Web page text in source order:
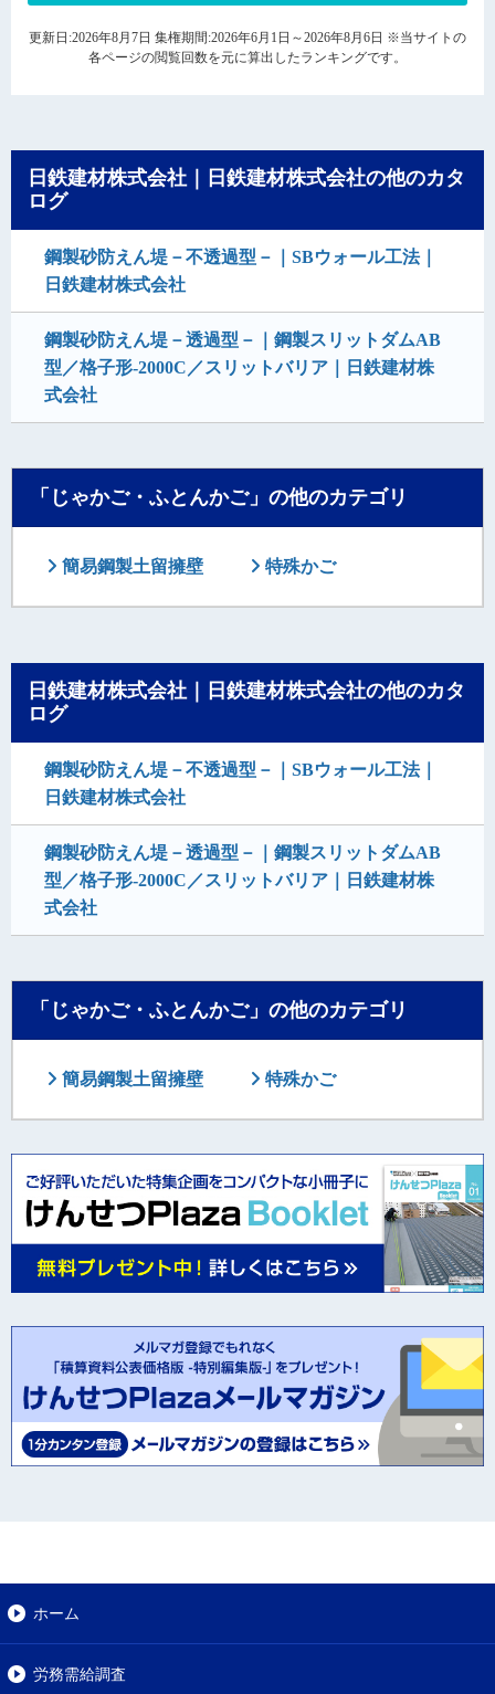
更新日:2026年8月7日 集権期間:2026年6月1日～2026年8月6日 ※当サイトの
各ページの閲覧回数を元に算出したランキングです。
日鉄建材株式会社｜日鉄建材株式会社の他のカタ
ログ
鋼製砂防えん堤－不透過型－｜SBウォール工法｜
日鉄建材株式会社
鋼製砂防えん堤－透過型－｜鋼製スリットダムAB
型／格子形-2000C／スリットバリア｜日鉄建材株
式会社
「じゃかご・ふとんかご」の他のカテゴリ
簡易鋼製土留擁壁 特殊かご
日鉄建材株式会社｜日鉄建材株式会社の他のカタ
ログ
鋼製砂防えん堤－不透過型－｜SBウォール工法｜
日鉄建材株式会社
鋼製砂防えん堤－透過型－｜鋼製スリットダムAB
型／格子形-2000C／スリットバリア｜日鉄建材株
式会社
「じゃかご・ふとんかご」の他のカテゴリ
簡易鋼製土留擁壁 特殊かご
ホーム
労務需給調査